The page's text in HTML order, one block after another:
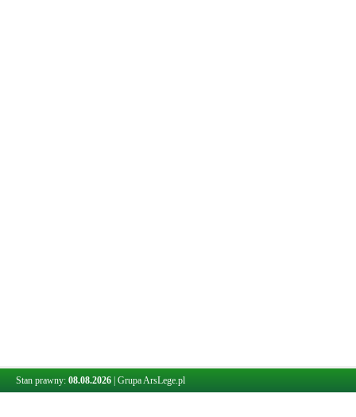
Stan prawny: 08.08.2026 Grupa ArsLege.pl